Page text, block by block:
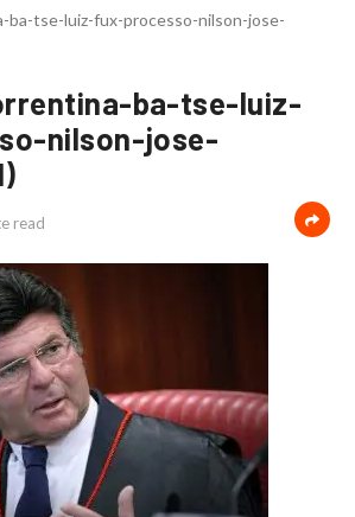
ba-tse-luiz-fux-processo-nilson-jose-
ba-tse-luiz-
nilson-jose-
read